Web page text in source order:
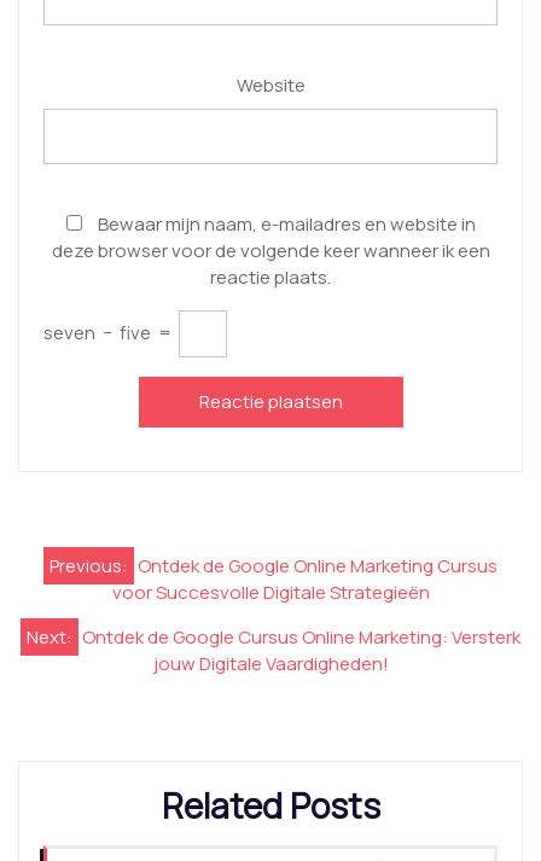
Website
Bewaar mijn naam, e-mailadres en website in
deze browser voor de volgende keer wanneer ik een
reactie plaats.
seven − five =
Berichtnavigatie
Previous: Ontdek de Google Online Marketing Cursus
voor Succesvolle Digitale Strategieën
Next: Ontdek de Google Cursus Online Marketing: Versterk
jouw Digitale Vaardigheden!
Related Posts